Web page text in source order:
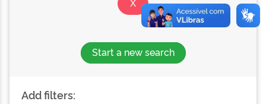
Start a new search
Add filters: